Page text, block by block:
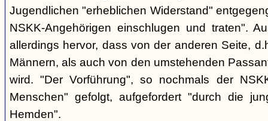
Jugendlichen "erheblichen Widerstand"
NSKK-Angehörigen einschlugen und traten".
allerdings hervor, dass von der anderen Seite,
Männern, als auch von den umstehenden
wird. "Der Vorführung", so nochmals der
Menschen" gefolgt, aufgefordert "durch die
Hemden".